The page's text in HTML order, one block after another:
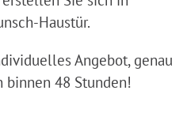
Haustür.
Angebot, genau
binnen 48 Stunden!